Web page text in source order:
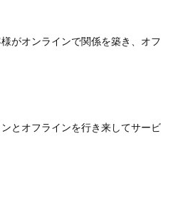
がオンラインで関係を築き、オフ
とオフラインを行き来してサービ